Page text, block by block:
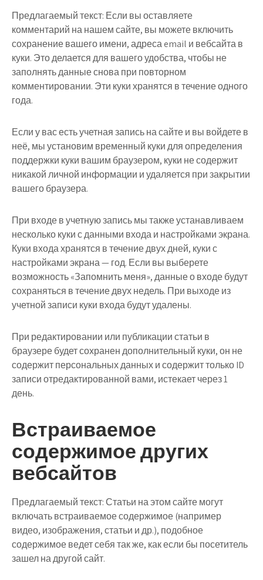
Предлагаемый текст: Если вы оставляете
комментарий на нашем сайте, вы можете включить
сохранение вашего имени, адреса email и вебсайта в
куки. Это делается для вашего удобства, чтобы не
заполнять данные снова при повторном
комментировании. Эти куки хранятся в течение одного
года.
Если у вас есть учетная запись на сайте и вы войдете в
неё, мы установим временный куки для определения
поддержки куки вашим браузером, куки не содержит
никакой личной информации и удаляется при закрытии
вашего браузера.
При входе в учетную запись мы также устанавливаем
несколько куки с данными входа и настройками экрана.
Куки входа хранятся в течение двух дней, куки с
настройками экрана — год. Если вы выберете
возможность «Запомнить меня», данные о входе будут
сохраняться в течение двух недель. При выходе из
учетной записи куки входа будут удалены.
При редактировании или публикации статьи в
браузере будет сохранен дополнительный куки, он не
содержит персональных данных и содержит только ID
записи отредактированной вами, истекает через 1
день.
Встраиваемое
содержимое других
вебсайтов
Предлагаемый текст:Статьи на этом сайте могут
включать встраиваемое содержимое (например
видео, изображения, статьи и др.), подобное
содержимое ведет себя так же, как если бы посетитель
зашел на другой сайт.